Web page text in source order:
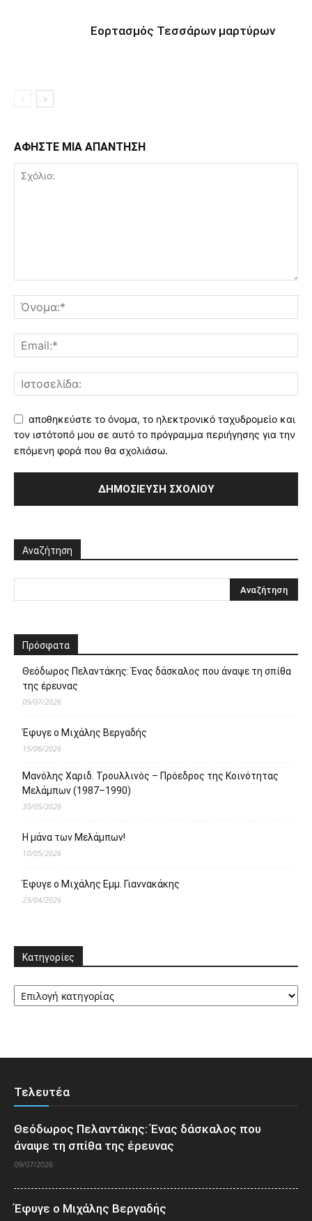
Εορτασμός Τεσσάρων μαρτύρων
ΑΦΗΣΤΕ ΜΙΑ ΑΠΑΝΤΗΣΗ
αποθηκεύστε το όνομα, το ηλεκτρονικό ταχυδρομείο και
τον ιστότοπό μου σε αυτό το πρόγραμμα περιήγησης για την
επόμενη φορά που θα σχολιάσω.
Αναζήτηση
Πρόσφατα
Θεόδωρος Πελαντάκης: Ένας δάσκαλος που άναψε τη σπίθα
της έρευνας
09/07/2026
Έφυγε ο Μιχάλης Βεργαδής
15/06/2026
Μανόλης Χαριδ. Τρουλλινός – Πρόεδρος της Κοινότητας
Μελάμπων (1987–1990)
30/05/2026
Η μάνα των Μελάμπων!
10/05/2026
Έφυγε ο Μιχάλης Εμμ. Γιαννακάκης
23/04/2026
Κατηγορίες
Κατηγορίες
Τελευτέα
Θεόδωρος Πελαντάκης: Ένας δάσκαλος που
άναψε τη σπίθα της έρευνας
09/07/2026
Έφυγε ο Μιχάλης Βεργαδής